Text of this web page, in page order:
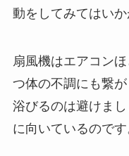
動をしてみてはいか
扇風機はエアコン
つ体の不調にも繋
浴びるのは避けま
に向いているのです